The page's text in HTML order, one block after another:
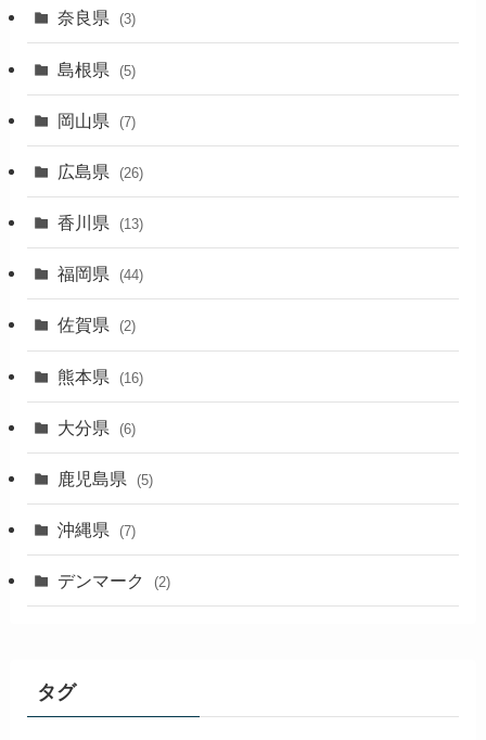
(4)
(1)
奈良県 (3)
島根県 (5)
岡山県 (7)
広島県 (26)
香川県 (13)
福岡県 (44)
佐賀県 (2)
熊本県 (16)
大分県 (6)
鹿児島県 (5)
沖縄県 (7)
デンマーク (2)
タグ